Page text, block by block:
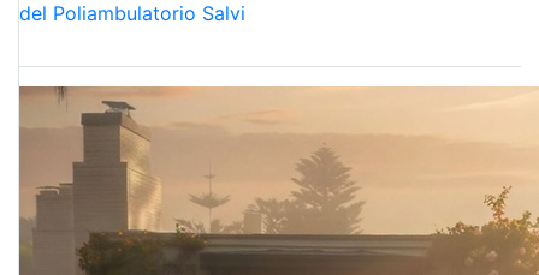
del Poliambulatorio Salvi